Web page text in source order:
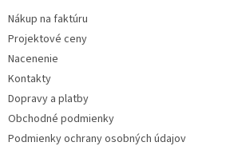
Nákup na faktúru
Projektové ceny
Nacenenie
Kontakty
Dopravy a platby
Obchodné podmienky
Podmienky ochrany osobných údajov